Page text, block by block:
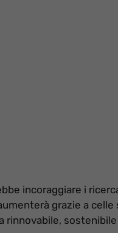
incoraggiare i
grazie a celle
rinnovabile,